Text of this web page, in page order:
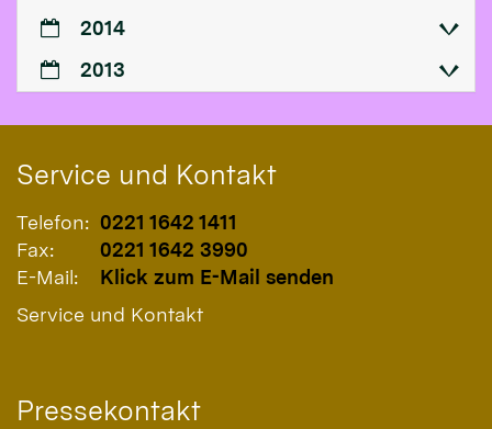
2014
2013
Service und Kontakt
Telefon: 0221 1642 1411
Fax:
0221 1642 3990
E-Mail:
Klick zum E-Mail senden
Service und Kontakt
Pressekontakt